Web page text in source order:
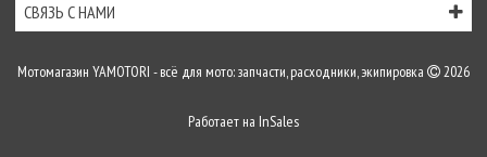
СВЯЗЬ С НАМИ
Мотомагазин YAMOTORI - всё для мото: запчасти, расходники, экипировка 2026
Работает на InSales